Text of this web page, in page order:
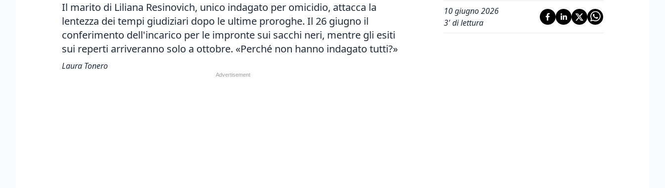
Il marito di Liliana Resinovich, unico indagato per omicidio, attacca la
lentezza dei tempi giudiziari dopo le ultime proroghe. Il 26 giugno il
conferimento dell'incarico per le impronte sui sacchi neri, mentre gli esiti
sui reperti arriveranno solo a ottobre. «Perché non hanno indagato tutti?»
Laura Tonero
10 giugno 2026
3' di lettura